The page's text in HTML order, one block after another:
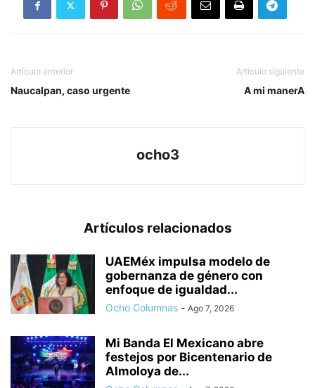
Artículo anterior
Naucalpan, caso urgente
Artículo siguiente
A mi manerA
ocho3
Artículos relacionados
UAEMéx impulsa modelo de
gobernanza de género con
enfoque de igualdad...
Ocho Columnas - Ago 7, 2026
Mi Banda El Mexicano abre
festejos por Bicentenario de
Almoloya de...